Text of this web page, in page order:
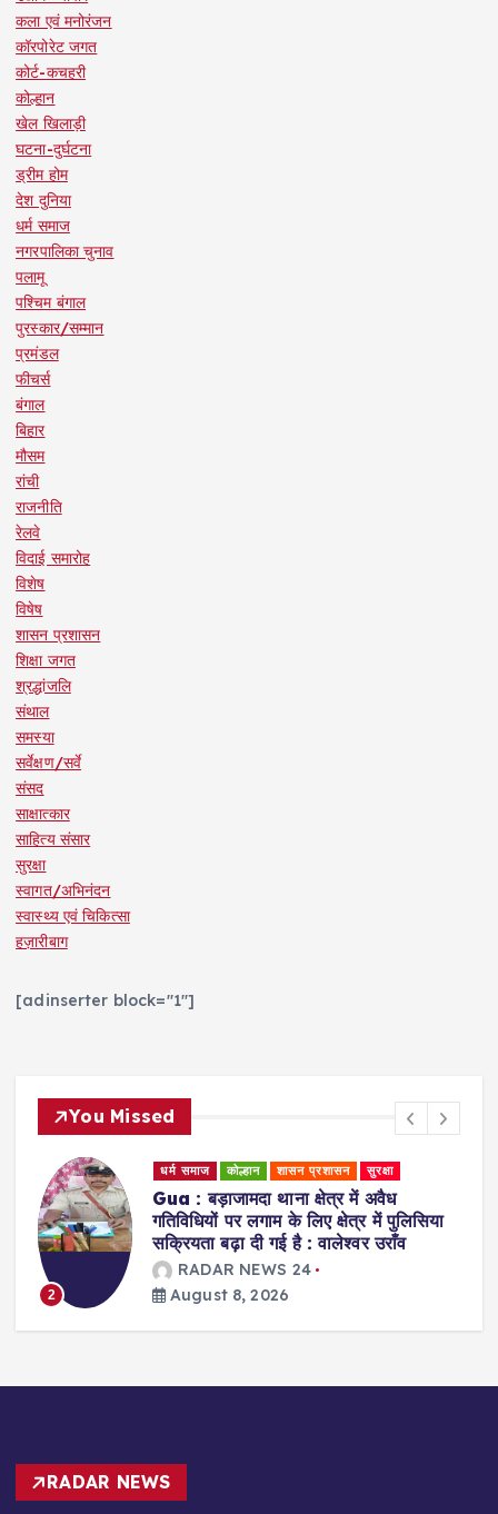
कला एवं मनोरंजन
कॉरपोरेट जगत
कोर्ट-कचहरी
कोल्हान
खेल खिलाड़ी
घटना-दुर्घटना
ड्रीम होम
देश दुनिया
धर्म समाज
नगरपालिका चुनाव
पलामू
पश्चिम बंगाल
पुरस्कार/सम्मान
प्रमंडल
फीचर्स
बंगाल
बिहार
मौसम
रांची
राजनीति
रेलवे
विदाई समारोह
विशेष
विषेष
शासन प्रशासन
शिक्षा जगत
श्रद्धांजलि
संथाल
समस्या
सर्वेक्षण/सर्वे
संसद
साक्षात्कार
साहित्य संसार
सुरक्षा
स्वागत/अभिनंदन
स्वास्थ्य एवं चिकित्सा
हज़ारीबाग
[adinserter block="1"]
You Missed
धर्म समाज स्वास्थ्य एवं चिकित्सा
Ranchi : प्राकृतिक चिकित्सा के जरिए
को स्वस्थ जीवन की राह दिखा रहीं डॉ. अरवशी
पांडे
RADAR NEWS 24
August 8, 2026
RADAR NEWS